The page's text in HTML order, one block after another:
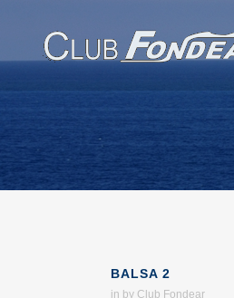
BALSA 2
in by Club Fondear